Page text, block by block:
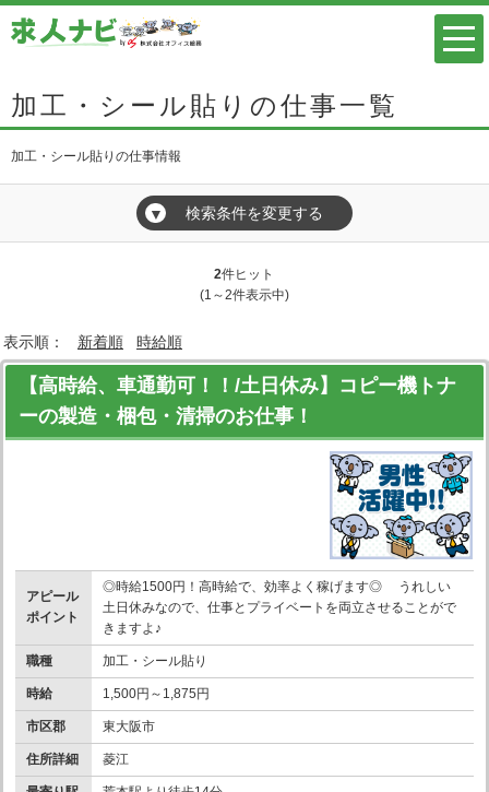
加工・シール貼りの仕事一覧
加工・シール貼りの仕事情報
▼ 検索条件を変更する
2件ヒット
(1～2件表示中)
表示順： 新着順 時給順
【高時給、車通勤可！！/土日休み】コピー機トナ
ーの製造・梱包・清掃のお仕事！
アピール
ポイント
◎時給1500円！高時給で、効率よく稼げます◎ うれしい
土日休みなので、仕事とプライベートを両立させることがで
きますよ♪
職種 加工・シール貼り
時給 1,500円～1,875円
市区郡 東大阪市
住所詳細 菱江